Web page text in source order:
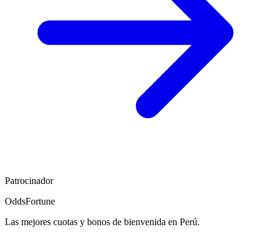
Patrocinador
OddsFortune
Las mejores cuotas y bonos de bienvenida en Perú.